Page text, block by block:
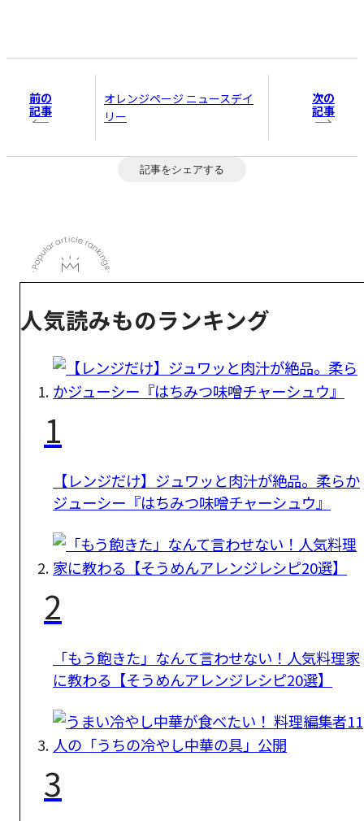
前の
記事
オレンジページ ニュースデイ
リー
次の
記事
記事をシェアする
人気読みものランキング
1
【レンジだけ】ジュワッと肉汁が絶品。柔らか
ジューシー『はちみつ味噌チャーシュウ』
2
「もう飽きた」なんて言わせない！人気料理家
に教わる【そうめんアレンジレシピ20選】
3